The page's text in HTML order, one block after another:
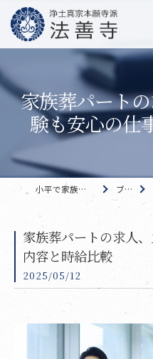
家族葬パート
験も安心の仕
小平で家族葬なら 法善寺 ブログ
家族葬パートの求人
内容と時給比較
2025/05/12